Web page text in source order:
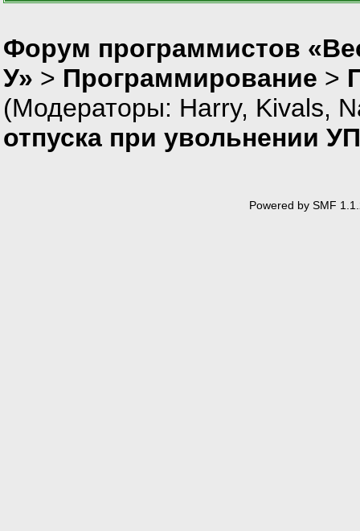
Форум программистов
У» > Программирование >
(Модераторы: Harry, Kivals,
отпуска при увольнении
Powered by SMF